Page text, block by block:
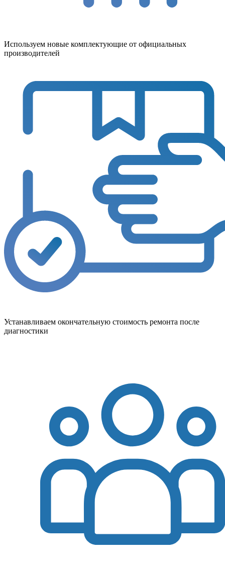
Используем новые комплектующие от официальных
производителей
Устанавливаем окончательную стоимость ремонта после
диагностики